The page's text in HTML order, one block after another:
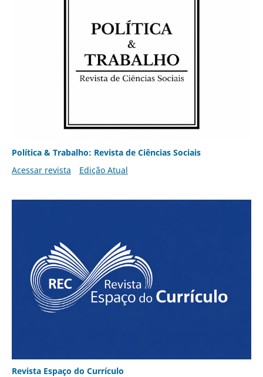
Política & Trabalho: Revista de Ciências Sociais
Acessar revista
Edição Atual
Revista Espaço do Currículo